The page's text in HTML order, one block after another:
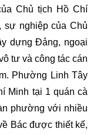
Chủ tịch Hồ Chí
sự nghiệp của Chủ
dựng Đảng, ngoại
tư và công tác cán
Phường Linh Tây
Minh tại 1 quán cà
phường với nhiều
Bác được thiết kế,